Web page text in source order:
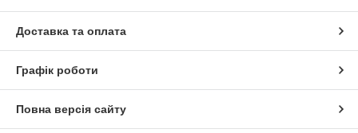
Доставка та оплата
Графік роботи
Повна версія сайту